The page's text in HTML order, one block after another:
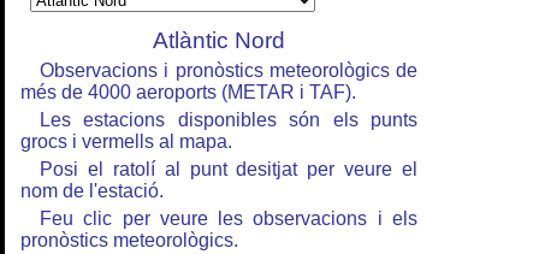
Atlàntic Nord
Observacions i pronòstics meteorològics de
més de 4000 aeroports (METAR i TAF).
Les estacions disponibles són els punts
grocs i vermells al mapa.
Posi el ratolí al punt desitjat per veure el
nom de l'estació.
Feu clic per veure les observacions i els
pronòstics meteorològics.